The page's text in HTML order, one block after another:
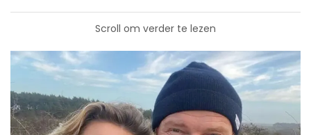
Scroll om verder te lezen